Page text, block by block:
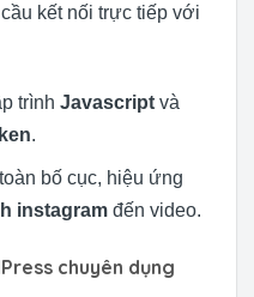
kết nối trực tiếp với
trình Javascriptvà
.
bố cục, hiệu ứng
instagramđến video.
chuyên dụng